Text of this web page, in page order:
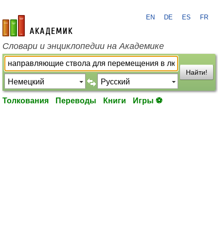
academic.ru
EN DE ES FR
Словари и энциклопедии на Академике
Найти!
Толкования Переводы Книги Игры ⚽